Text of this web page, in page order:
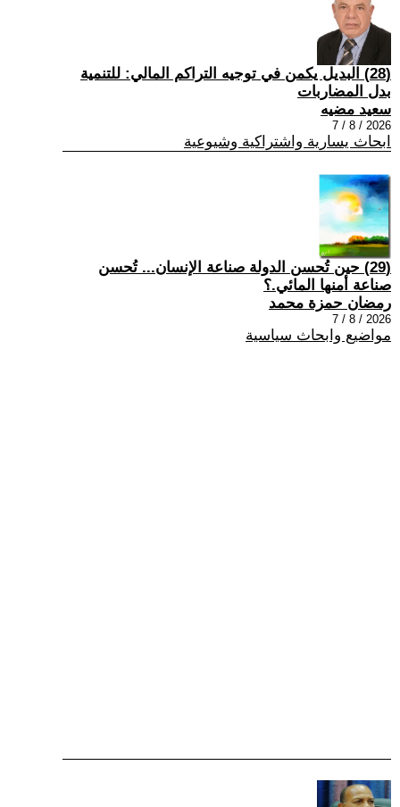
(28) البديل يكمن في توجيه التراكم المالي: للتنمية
بدل المضاربات
سعيد مضيه
2026 / 8 / 7
ابحاث يسارية واشتراكية وشيوعية
(29) حين تُحسن الدولة صناعة الإنسان... تُحسن
صناعة أمنها المائي.؟
رمضان حمزة محمد
2026 / 8 / 7
مواضيع وابحاث سياسية